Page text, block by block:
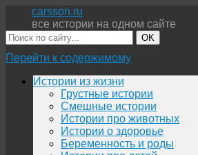
carsson.ru
все истории на одном сайте
OK
Перейти к содержимому
Истории из жизни
Грустные истории
Смешные истории
Истории про животных
Истории о здоровье
Беременность и роды